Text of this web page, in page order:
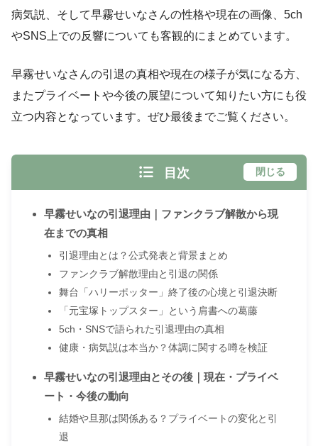
病気説、そして早霧せいなさんの性格や現在の画像、5ch
やSNS上での反響についても客観的にまとめています。
早霧せいなさんの引退の真相や現在の様子が気になる方、
またプライベートや今後の展望について知りたい方にも役
立つ内容となっています。ぜひ最後までご覧ください。
目次 閉じる
早霧せいなの引退理由｜ファンクラブ解散から現
在までの真相
引退理由とは？公式発表と背景まとめ
ファンクラブ解散理由と引退の関係
舞台「ハリーポッター」終了後の心境と引退決断
「元宝塚トップスター」という肩書への葛藤
5ch・SNSで語られた引退理由の真相
健康・病気説は本当か？体調に関する噂を検証
早霧せいなの引退理由とその後｜現在・プライベ
ート・今後の動向
結婚や旦那は関係ある？プライベートの変化と引
退